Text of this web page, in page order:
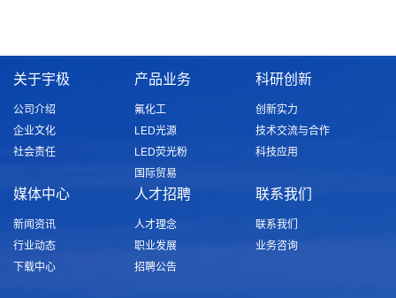
关于宇极
公司介绍
企业文化
社会责任
产品业务
氟化工
LED光源
LED荧光粉
国际贸易
科研创新
创新实力
技术交流与合作
科技应用
媒体中心
新闻资讯
行业动态
下载中心
人才招聘
人才理念
职业发展
招聘公告
联系我们
联系我们
业务咨询